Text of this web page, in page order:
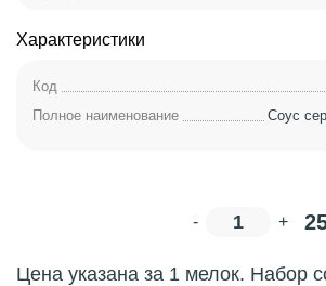
Характеристики
Код
Полное наименование
Соус
- +
Цена указана за 1 мелок. Набор